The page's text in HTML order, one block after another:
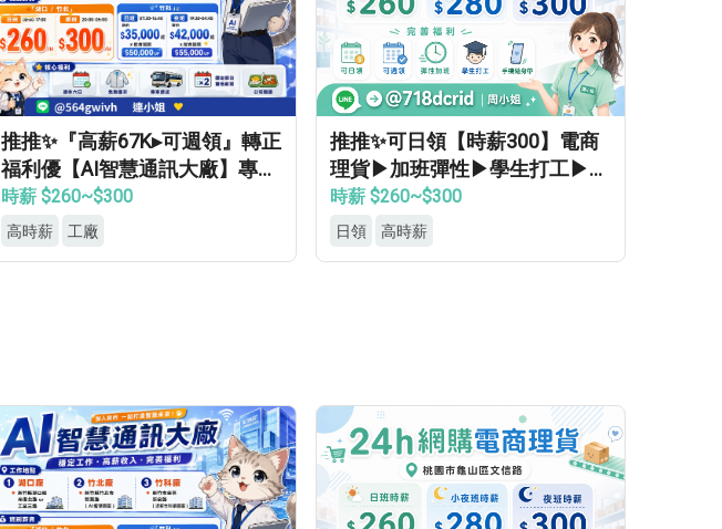
推推✨『高薪67K▸可週領』轉正
福利優【AI智慧通訊大廠】專車
接送▸供機車位▸餐費補助▸立即
上班
時薪 $260~$300
高時薪 工廠
推推✨可日領【時薪300】電商
理貨▶加班彈性▶學生打工▶月
休8天▶高錄取
時薪 $260~$300
日領 高時薪